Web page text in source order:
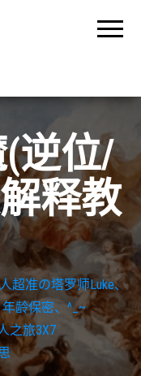
逆位/
释教
超准の塔罗师Luke、
龄保密、^_~
之旅3X7